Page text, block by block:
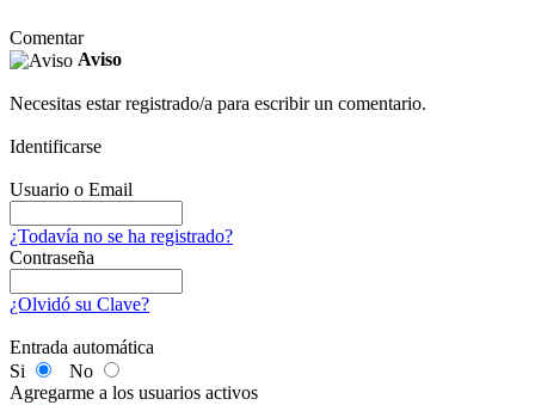
Comentar
Aviso
Necesitas estar registrado/a para escribir un comentario.
Identificarse
Usuario o Email
¿Todavía no se ha registrado?
Contraseña
¿Olvidó su Clave?
Entrada automática
Si
No
Agregarme a los usuarios activos